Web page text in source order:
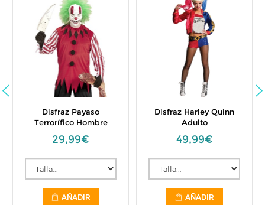
Disfraz Payaso
Terrorífico Hombre
29,99€
AÑADIR
Disfraz Harley Quinn
Adulto
49,99€
AÑADIR